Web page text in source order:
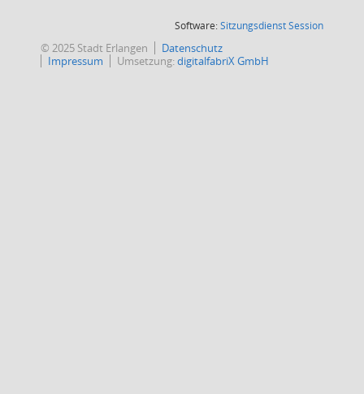
Software:SitzungsdienstSession(Wird in
© 2025 Stadt Erlangen
Datenschutz
Impressum
Umsetzung:digitalfabriX GmbH